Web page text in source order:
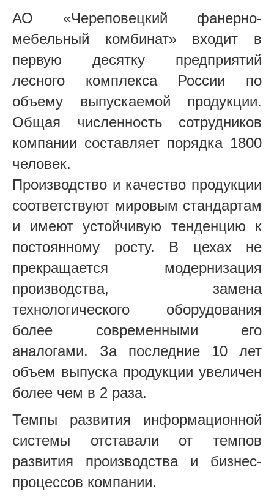
АО «Череповецкий фанерно-
мебельный комбинат» входит в
первую десятку предприятий
лесного комплекса России по
объему выпускаемой продукции.
Общая численность сотрудников
компании составляет порядка 1800
человек.
Производство и качество продукции
соответствуют мировым стандартам
и имеют устойчивую тенденцию к
постоянному росту. В цехах не
прекращается модернизация
производства, замена
технологического оборудования
более современными его
аналогами. За последние 10 лет
объем выпуска продукции увеличен
более чем в 2 раза.
Темпы развития информационной
системы отставали от темпов
развития производства и бизнес-
процессов компании.